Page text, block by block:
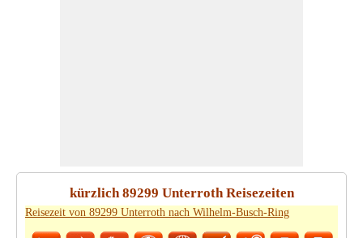
kürzlich 89299 Unterroth Reisezeiten
Reisezeit von 89299 Unterroth nach Wilhelm-Busch-Ring